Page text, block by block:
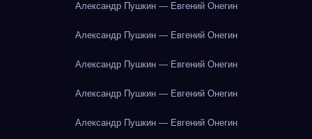
Александр Пушкин — Евгений Онегин
Александр Пушкин — Евгений Онегин
Александр Пушкин — Евгений Онегин
Александр Пушкин — Евгений Онегин
Александр Пушкин — Евгений Онегин